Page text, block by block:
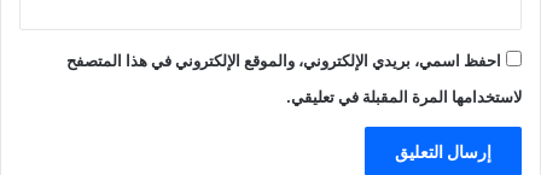
احفظ اسمي، بريدي الإلكتروني، والموقع الإلكتروني في هذا المتصفح
لاستخدامها المرة المقبلة في تعليقي.